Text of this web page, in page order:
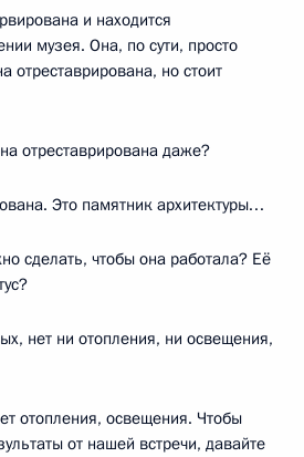
и находится
музея. Она, по сути, просто
отреставрирована, но стоит
отреставрирована даже?
Это памятник архитектуры…
сделать, чтобы она работала? Её
нет ни отопления, ни освещения,
отопления, освещения. Чтобы
от нашей встречи, давайте